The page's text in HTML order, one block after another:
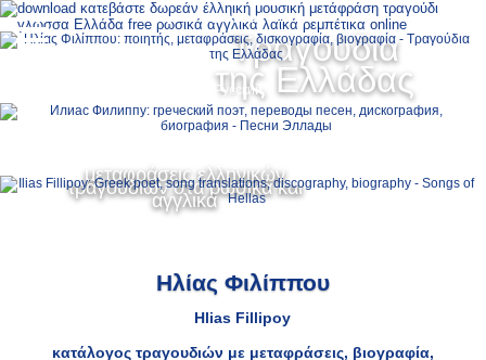
Τραγούδια
της Ελλάδας
μεταφράσεις ελληνικών
τραγουδιών στα ρωσικά και
αγγλικά
Ελληνικά
Русский
Ηλίας Φιλίππου
Hlias Fillipoy
κατάλογος τραγουδιών με μεταφράσεις, βιογραφία,